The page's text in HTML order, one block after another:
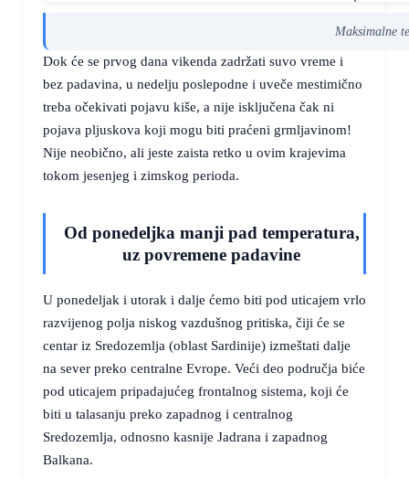
Maksimalne
Dok će se prvog dana vikenda zadržati suvo vreme i
bez padavina, u nedelju poslepodne i uveče mestimično
treba očekivati pojavu kiše, a nije isključena čak ni
pojava pljuskova koji mogu biti praćeni grmljavinom!
Nije neobično, ali jeste zaista retko u ovim krajevima
tokom jesenjeg i zimskog perioda.
Od ponedeljka manji pad temperatura,
uz povremene padavine
U ponedeljak i utorak i dalje ćemo biti pod uticajem vrlo
razvijenog polja niskog vazdušnog pritiska, čiji će se
centar iz Sredozemlja (oblast Sardinije) izmeštati dalje
na sever preko centralne Evrope. Veći deo područja biće
pod uticajem pripadajućeg frontalnog sistema, koji će
biti u talasanju preko zapadnog i centralnog
Sredozemlja, odnosno kasnije Jadrana i zapadnog
Balkana.